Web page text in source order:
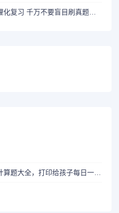
想上重点高中，初三数理化复习 千万不要盲目刷真题卷和模拟卷！
五年级上册数学『列竖式』计算题大全，打印给孩子每日一练！